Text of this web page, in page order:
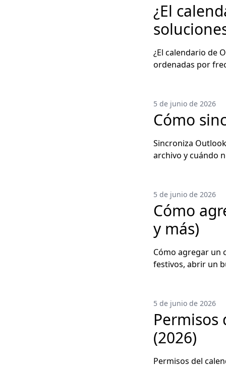
¿El
¿El calendario de
ordenadas por
5 de junio de 2026
Cómo
Sincroniza
archivo y cuándo
5 de junio de 2026
Cómo
y más)
Cómo agregar un
festivos, abrir un
5 de junio de 2026
Permisos
(2026)
Permisos del